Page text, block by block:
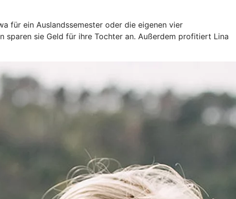
für ein Auslandssemester oder die eigenen vier
sparen sie Geld für ihre Tochter an. Außerdem profitiert Lina